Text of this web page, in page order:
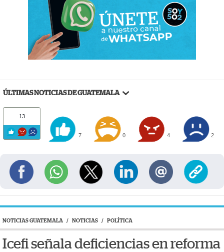
ÚLTIMAS NOTICIAS DE GUATEMALA
13
7 0 4 2
NOTICIAS GUATEMALA / NOTICIAS / POLÍTICA
Icefi señala deficiencias en reforma